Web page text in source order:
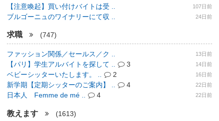
【注意喚起】買い付けバイトは受 .. 107日前
ブルゴーニュのワイナリーにて収 .. 24日前
求職 (747)
ファッション関係／セールス／ク .. 13日前
【パリ】学生アルバイトを探して .. 3 14日前
ベビーシッターいたします。 .. 2 16日前
新学期【定期シッターのご案内】 .. 4 22日前
日本人 Femme de mé .. 4 22日前
教えます (1613)